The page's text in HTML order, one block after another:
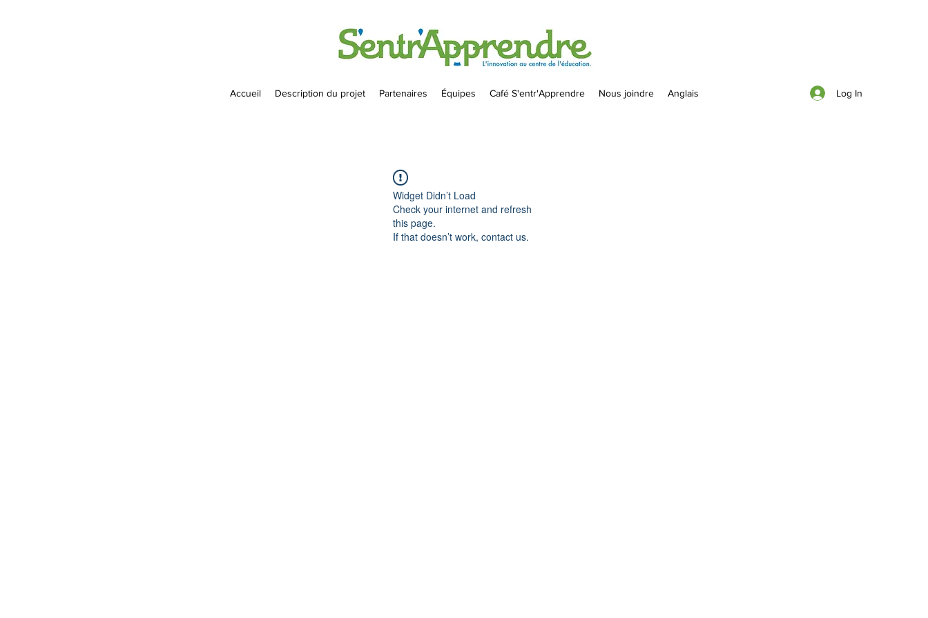
Accueil Description du projet Partenaires Équipes Café S'entr'Apprendre Nous joindre Anglais Log In
Widget Didn’t Load
Check your internet and refresh
this page.
If that doesn’t work, contact us.